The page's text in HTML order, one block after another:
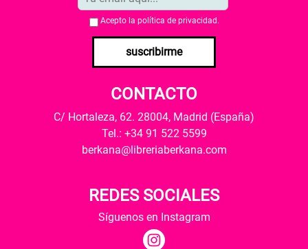
Acepto la política de privacidad .
suscribirme
CONTACTO
C/ Hortaleza, 62. 28004, Madrid (España)
Tel.: +34 91 522 5599
berkana@libreriaberkana.com
REDES SOCIALES
Síguenos en Instagram